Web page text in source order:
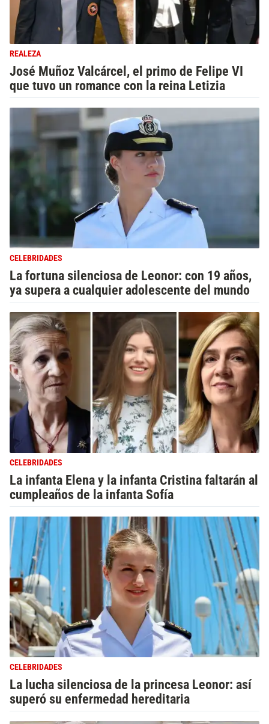
REALEZA
José Muñoz Valcárcel, el primo de Felipe VI
que tuvo un romance con la reina Letizia
CELEBRIDADES
La fortuna silenciosa de Leonor: con 19 años,
ya supera a cualquier adolescente del mundo
CELEBRIDADES
La infanta Elena y la infanta Cristina faltarán al
cumpleaños de la infanta Sofía
CELEBRIDADES
La lucha silenciosa de la princesa Leonor: así
superó su enfermedad hereditaria